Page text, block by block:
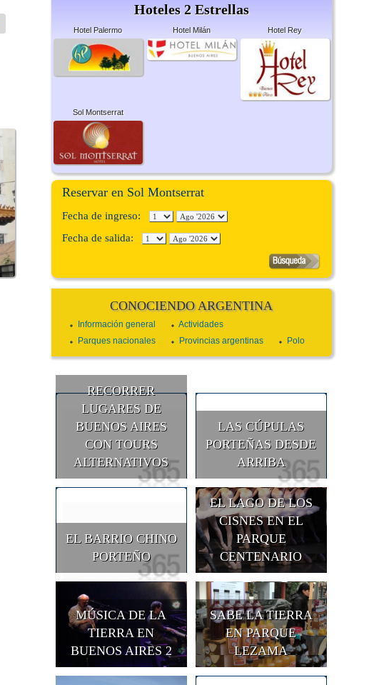
Hoteles 2 Estrellas
Hotel Palermo Hotel Milán Hotel Rey
Sol Montserrat
Reservar en Sol Montserrat
Fecha de ingreso:
Fecha de salida:
CONOCIENDO ARGENTINA
Información general
Actividades
Parques nacionales
Provincias argentinas Polo
RECORRER
LUGARES DE
BUENOS AIRES
CON TOURS
ALTERNATIVOS
LAS CÚPULAS
PORTEÑAS DESDE
ARRIBA
EL BARRIO CHINO
PORTEÑO
EL LAGO DE LOS
CISNES EN EL
PARQUE
CENTENARIO
MÚSICA DE LA
TIERRA EN
BUENOS AIRES 2
SABE LA TIERRA
EN PARQUE
LEZAMA